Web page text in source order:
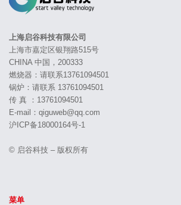
上海启谷科技有限公司
上海市嘉定区银翔路515号
CHINA 中国，200333
燃烧器：请联系13761094501
锅炉：请联系 13761094501
传 真 ：13761094501
E-mail：qiguweb@qq.com
沪ICP备18000164号-1
© 启谷科技 – 版权所有
菜单